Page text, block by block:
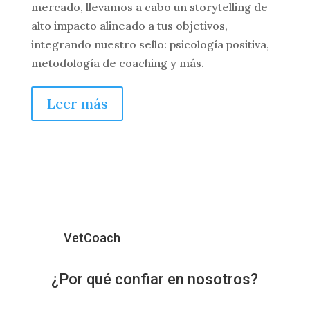
mercado, llevamos a cabo un storytelling de
alto impacto alineado a tus objetivos,
integrando nuestro sello: psicología positiva,
metodología de coaching y más.
Leer más
VetCoach
¿Por qué confiar en nosotros?